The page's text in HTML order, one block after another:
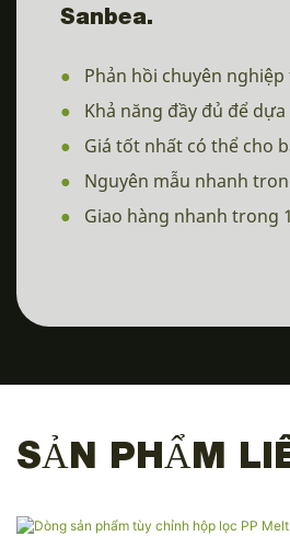
Sanbea.
●
Phản hồi chuyên
●
Khả năng đầy đủ để dựa
●
Giá tốt nhất có thể cho
●
Nguyên mẫu nhanh
●
Giao hàng nhanh trong
SẢN PHẨM